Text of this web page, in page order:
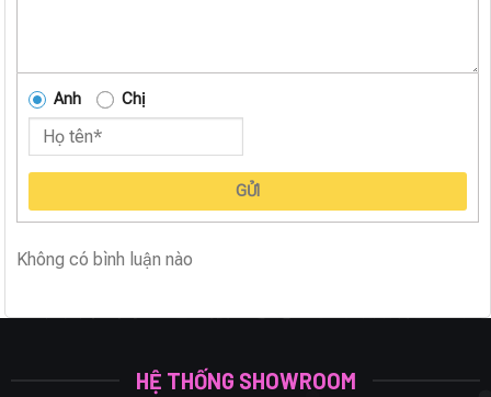
Anh Chị
GỬI
Không có bình luận nào
HỆ THỐNG SHOWROOM